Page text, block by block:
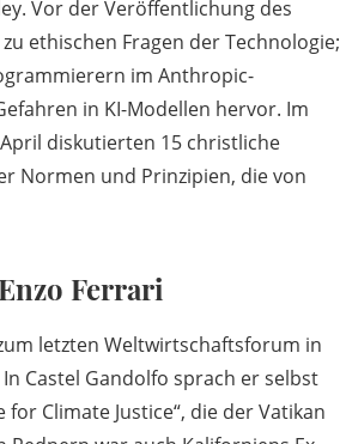
Vor der Veröffentlichung des
ethischen Fragen der Technologie;
im Anthropic-
in KI-Modellen hervor. Im
diskutierten 15 christliche
Normen und Prinzipien, die von
Ferrari
letzten Weltwirtschaftsforum in
Castel Gandolfo sprach er selbst
for Climate Justice“, die der Vatikan